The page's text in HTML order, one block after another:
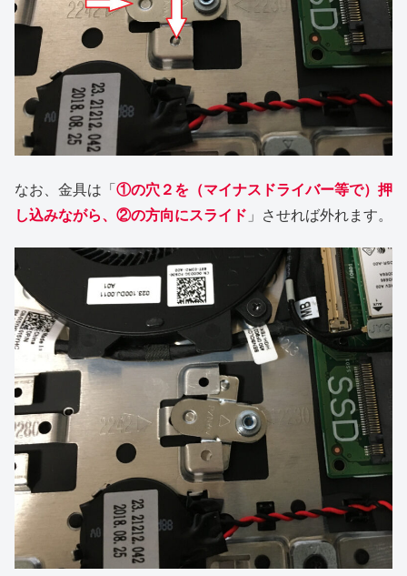
なお、金具は「①の穴２を（マイナスドライバー等で）押
し込みながら、②の方向にスライド 」させれば外れます。